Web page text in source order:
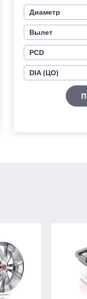
Диаметр
Вылет
PCD
DIA (ЦО)